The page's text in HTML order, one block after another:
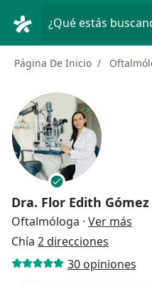
¿Qué estás
Página De Inicio
Dra. Flor Edith
Oftalmóloga · Ver más
Chía 2 direcciones
30 opiniones